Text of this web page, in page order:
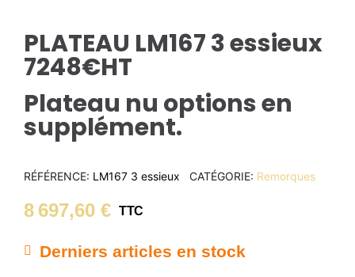
PLATEAU LM167 3 essieux
7248€HT
Plateau nu options en
supplément.
RÉFÉRENCE LM167 3 essieux CATÉGORIE Remorques
8 697,60 € TTC
Derniers articles en stock